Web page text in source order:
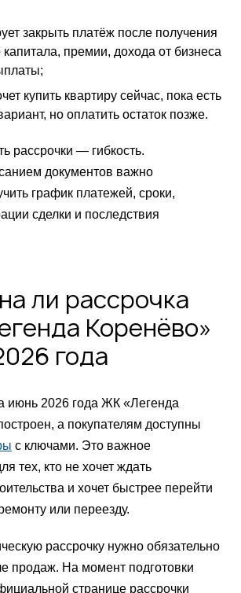
закрыть платёж после получения
капитала, премии, дохода от бизнеса
купить квартиру сейчас, пока есть
но оплатить остаток позже.
рассрочки — гибкость.
документов важно
график платежей, сроки,
сделки и последствия
ли рассрочка
Коренёво»
года
июнь 2026 года ЖК «Легенда
а покупателям доступны
с ключами. Это важное
тех, кто не хочет ждать
и хочет быстрее перейти
или переезду.
рассрочку нужно обязательно
продаж. На момент подготовки
странице рассрочки